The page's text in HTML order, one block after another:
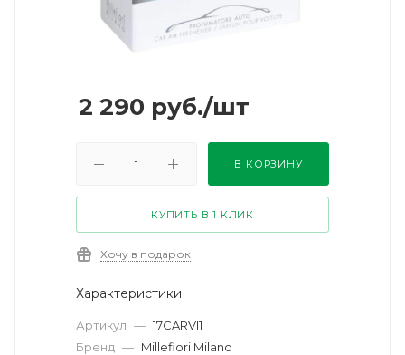
2 290 руб./шт
В КОРЗИНУ
КУПИТЬ В 1 КЛИК
Хочу в подарок
Характеристики
Артикул — 17CARVI1
Бренд — Millefiori Milano